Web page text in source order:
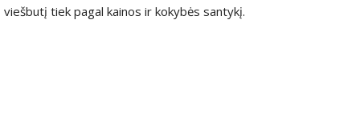
viešbutį tiek pagal kainos ir kokybės santykį.